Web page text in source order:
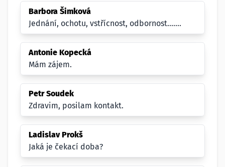
Barbora Šimková
Jednání, ochotu, vstřícnost, odbornost.......
Antonie Kopecká
Mám zájem.
Petr Soudek
Zdravim, posilam kontakt.
Ladislav Prokš
Jaká je čekací doba?